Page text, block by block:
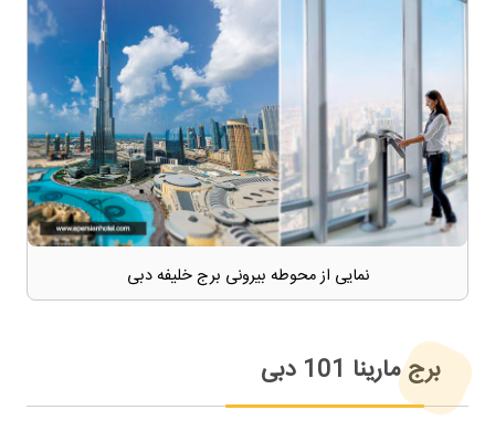
نمایی از محوطه بیرونی برج خلیفه دبی
برج مارینا 101 دبی